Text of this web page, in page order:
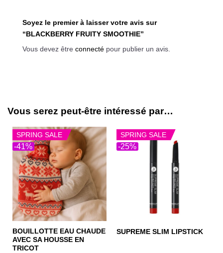
Soyez le premier à laisser votre avis sur
“BLACKBERRY FRUITY SMOOTHIE”
Vous devez être connecté pour publier un avis.
Vous serez peut-être intéressé par…
-41%
SPRING SALE
BOUILLOTTE EAU CHAUDE
AVEC SA HOUSSE EN
TRICOT
-25%
SPRING SALE
SUPREME SLIM LIPSTICK